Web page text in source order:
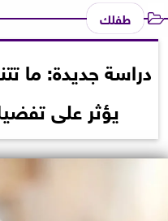
طفلك
دراسة جديدة: ما
يؤثر على